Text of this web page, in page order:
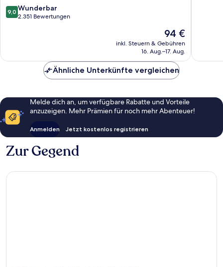
9.0
von
9,0 Wunderbar
2.351 Bewertungen
Der
Preis
beträgt
94 €
inkl. Steuern & Gebühren
16. Aug.–17. Aug.
Ähnliche Unterkünfte vergleichen
Melde dich an, um verfügbare Rabatte und Vorteile
anzuzeigen. Mehr Prämien für noch mehr Abenteuer!
Anmelden Jetzt kostenlos registrieren
Zur Gegend